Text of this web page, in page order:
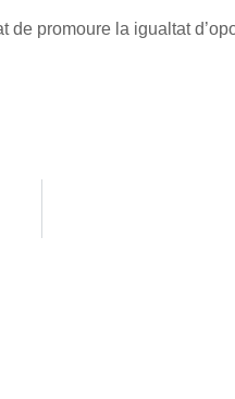
de promoure la igualtat